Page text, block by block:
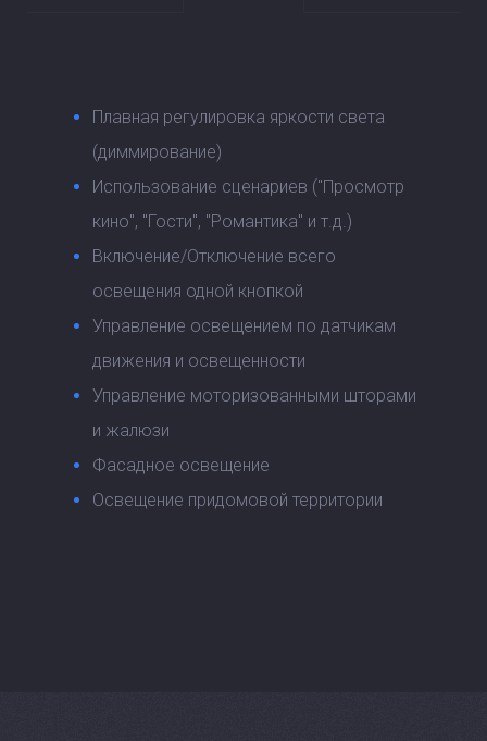
Плавная регулировка яркости света
(диммирование)
Использование сценариев ("Просмотр
кино", "Гости", "Романтика" и т.д.)
Включение/Отключение всего
освещения одной кнопкой
Управление освещением по датчикам
движения и освещенности
Управление моторизованными шторами
и жалюзи
Фасадное освещение
Освещение придомовой территории